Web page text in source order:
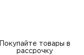
Покупайте товары в
рассрочку